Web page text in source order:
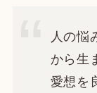
人の悩
から生
愛想を